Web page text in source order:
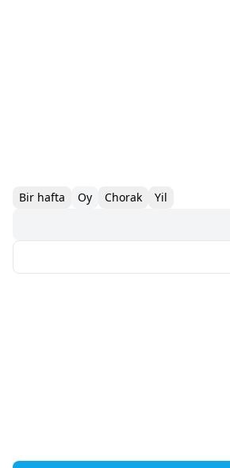
Bir hafta Oy Chorak Yil